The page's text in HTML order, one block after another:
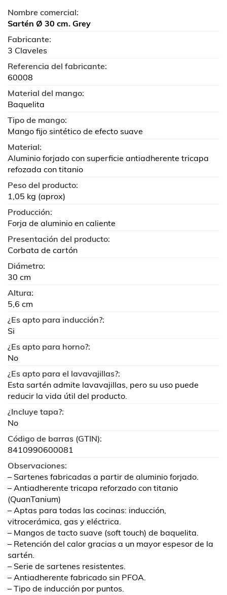
Nombre comercial:
Sartén Ø 30 cm. Grey
Fabricante:
3 Claveles
Referencia del fabricante:
60008
Material del mango:
Baquelita
Tipo de mango:
Mango fijo sintético de efecto suave
Material:
Aluminio forjado con superficie antiadherente tricapa
refozada con titanio
Peso del producto:
1,05 kg (aprox)
Producción:
Forja de aluminio en caliente
Presentación del producto:
Corbata de cartón
Diámetro:
30 cm
Altura:
5,6 cm
¿Es apto para inducción?:
Si
¿Es apto para horno?:
No
¿Es apto para el lavavajillas?:
Esta sartén admite lavavajillas, pero su uso puede
reducir la vida útil del producto.
¿Incluye tapa?:
No
Código de barras (GTIN):
8410990600081
Observaciones:
– Sartenes fabricadas a partir de aluminio forjado.
– Antiadherente tricapa reforzado con titanio
(QuanTanium)
– Aptas para todas las cocinas: inducción,
vitrocerámica, gas y eléctrica.
– Mangos de tacto suave (soft touch) de baquelita.
– Retención del calor gracias a un mayor espesor de la
sartén.
– Serie de sartenes resistentes.
– Antiadherente fabricado sin PFOA.
– Tipo de inducción por puntos.